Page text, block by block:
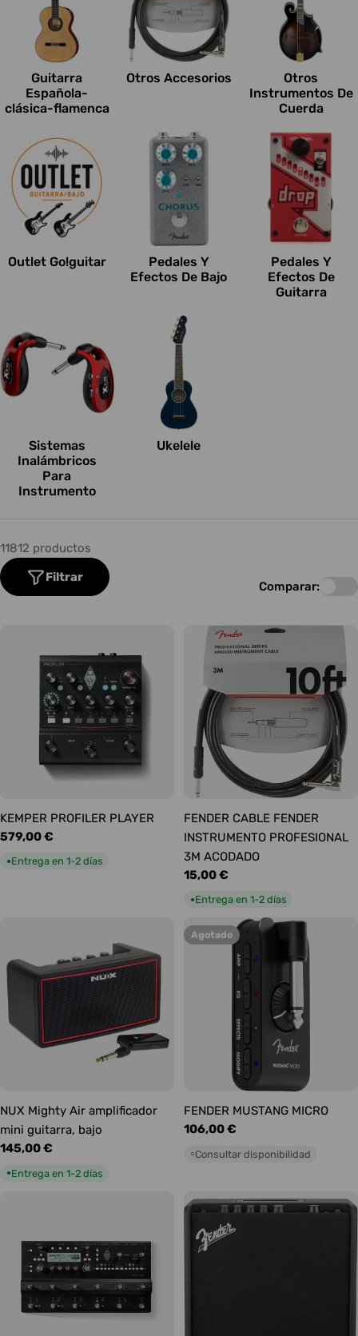
Guitarra
Española-
clásica-flamenca
Otros Accesorios
Otros
Instrumentos De
Cuerda
Outlet Go!guitar
Pedales Y
Efectos De Bajo
Pedales Y
Efectos De
Guitarra
Sistemas
Inalámbricos
Para
Instrumento
Ukelele
11812 productos
Filtrar
Comparar:
KEMPER PROFILER PLAYER
Precio
habitual
579,00 €
●Entrega en 1-2 días
FENDER CABLE FENDER
INSTRUMENTO PROFESIONAL
3M ACODADO
Precio
habitual
15,00 €
●Entrega en 1-2 días
NUX Mighty Air amplificador
mini guitarra, bajo
Precio
145,00 €
●Entrega en 1-2 días
Agotado
FENDER MUSTANG MICRO
Precio
106,00 €
○Consultar disponibilidad